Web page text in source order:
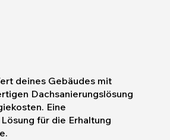
deines Gebäudes mit
Dachsanierungslösung
Eine
für die Erhaltung